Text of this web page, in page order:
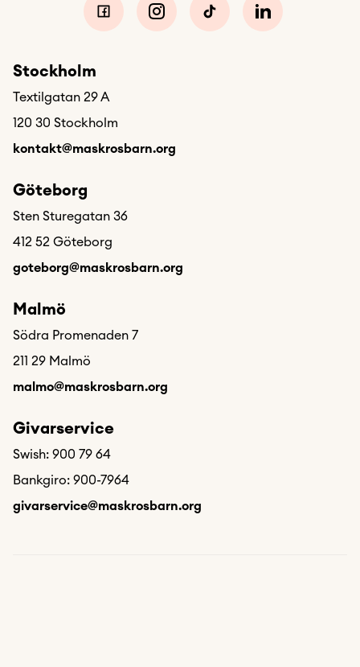
Stockholm
Textilgatan 29 A
120 30 Stockholm
kontakt@maskrosbarn.org
Göteborg
Sten Sturegatan 36
412 52 Göteborg
goteborg@maskrosbarn.org
Malmö
Södra Promenaden 7
211 29 Malmö
malmo@maskrosbarn.org
Givarservice
Swish: 900 79 64
Bankgiro: 900-7964
givarservice@maskrosbarn.org